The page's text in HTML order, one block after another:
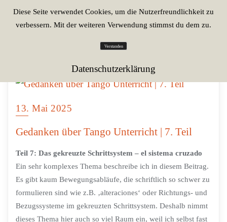
13. Mai 2025
Gedanken über Tango Unterricht | 7. Teil
Teil 7: Das gekreuzte Schrittsystem – el sistema cruzado
Ein sehr komplexes Thema beschreibe ich in diesem Beitrag.
Es gibt kaum Bewegungsabläufe, die schriftlich so schwer zu
formulieren sind wie z.B. ‚alteraciones‘ oder Richtungs- und
Bezugssysteme im gekreuzten Schrittsystem. Deshalb nimmt
dieses Thema hier auch so viel Raum ein, weil ich selbst fast
Diese Seite verwendet Cookies, um die Nutzerfreundlichkeit zu
verbessern. Mit der weiteren Verwendung stimmst du dem zu.
Verstanden
Datenschutzerklärung